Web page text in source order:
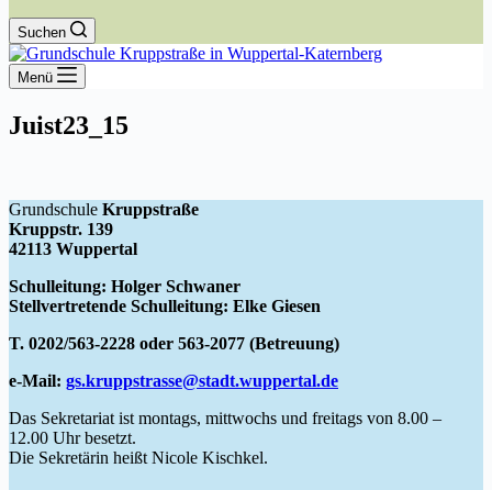
Suchen
Menü
Juist23_15
Grundschule Kruppstraße
Kruppstr. 139
42113 Wuppertal
Schulleitung: Holger Schwaner
Stellvertretende Schulleitung: Elke Giesen
T. 0202/563-2228 oder 563-2077 (Betreuung)
e-Mail: gs.kruppstrasse@stadt.wuppertal.de
Das Sekretariat ist montags, mittwochs und freitags von 8.00 –
12.00 Uhr besetzt.
Die Sekretärin heißt Nicole Kischkel.